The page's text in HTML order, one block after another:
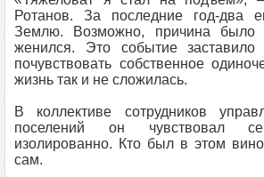
Ротанов. За последние год-два
Землю. Возможно, причина
женился. Это событие заставило
почувствовать собственное
жизнь так и не сложилась.
В коллективе сотрудников
поселений он чувствовал
изолированно. Кто был в этом
сам.